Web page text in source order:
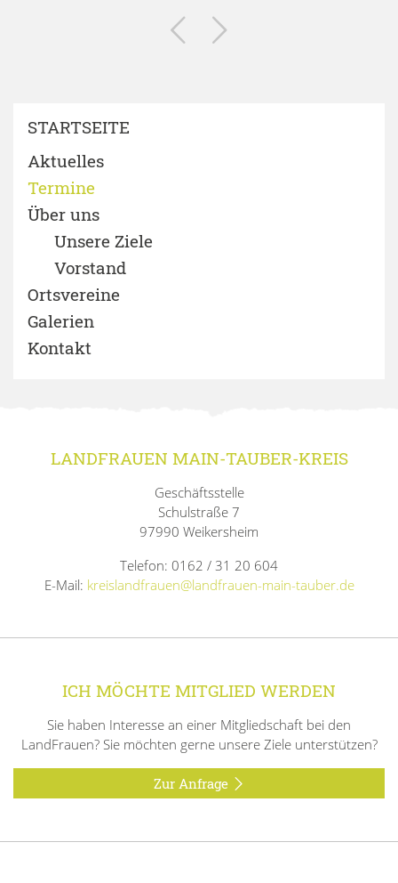
STARTSEITE
Aktuelles
Termine
Über uns
Unsere Ziele
Vorstand
Ortsvereine
Galerien
Kontakt
LANDFRAUEN MAIN-TAUBER-KREIS
Geschäftsstelle
Schulstraße 7
97990 Weikersheim
Telefon: 0162 / 31 20 604
E-Mail: kreislandfrauen@landfrauen-main-tauber.de
ICH MÖCHTE MITGLIED WERDEN
Sie haben Interesse an einer Mitgliedschaft bei den
LandFrauen? Sie möchten gerne unsere Ziele unterstützen?
Zur Anfrage